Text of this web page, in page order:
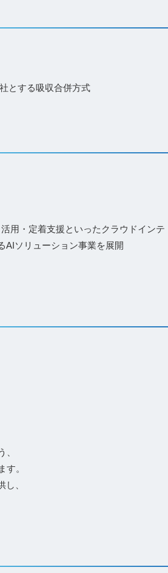
とする吸収合併方式
用・定着支援といったクラウドインテ
AIソリューション事業を展開
。
、